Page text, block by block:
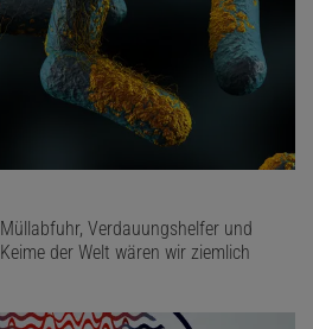
Verdauungshelfer und
der Welt wären wir ziemlich